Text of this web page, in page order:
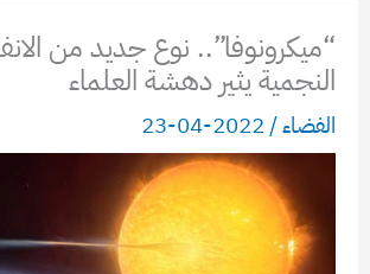
“ميكرونوفا”.. نوع جديد من
النجمية يثير دهشة العلماء
الفضاء/
2022-04-23